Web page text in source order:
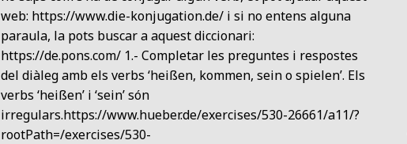
web: https://www.die-konjugation.de/ i si no entens alguna
paraula, la pots buscar a aquest diccionari:
https://de.pons.com/ 1.- Completar les preguntes i respostes
del diàleg amb els verbs ‘heißen, kommen, sein o spielen’. Els
verbs ‘heißen’ i ‘sein’ són
irregulars.https://www.hueber.de/exercises/530-26661/a11/?
rootPath=/exercises/530-